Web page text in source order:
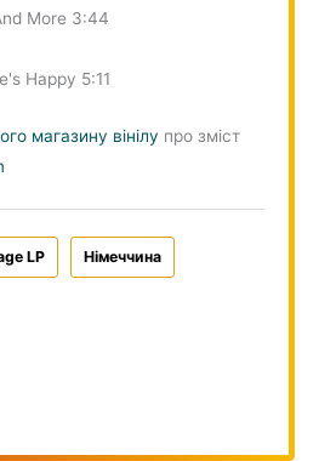
More 3:44
Happy 5:11
магазину вінілу про зміст
LP Німеччина